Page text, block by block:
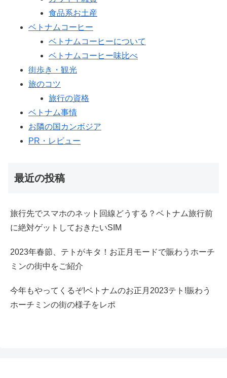
食品系お土産
ベトナムコーヒー
ベトナムコーヒーについて
ベトナムコーヒー味比べ
街歩き・観光
旅のコツ
旅行の資格
ベトナム事情
お隣の国カンボジア
PR・レビュー
最近の投稿
旅行先でスマホのネット回線どうする？ベトナム旅行前
に絶対ゲットしておきたいSIM
2023年春節、テトがキタ！お正月モードで賑わうホーチ
ミンの街中をご紹介
今年もやってくるぞ!ベトナムのお正月2023テト!賑わう
ホーチミンの街の様子をレポ